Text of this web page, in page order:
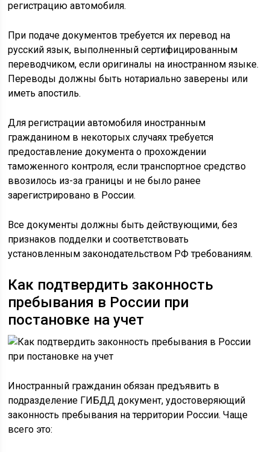
регистрацию автомобиля.
При подаче документов требуется их перевод на
русский язык, выполненный сертифицированным
переводчиком, если оригиналы на иностранном языке.
Переводы должны быть нотариально заверены или
иметь апостиль.
Для регистрации автомобиля иностранным
гражданином в некоторых случаях требуется
предоставление документа о прохождении
таможенного контроля, если транспортное средство
ввозилось из-за границы и не было ранее
зарегистрировано в России.
Все документы должны быть действующими, без
признаков подделки и соответствовать
установленным законодательством РФ требованиям.
Как подтвердить законность
пребывания в России при
постановке на учет
Иностранный гражданин обязан предъявить в
подразделение ГИБДД документ, удостоверяющий
законность пребывания на территории России. Чаще
всего это: